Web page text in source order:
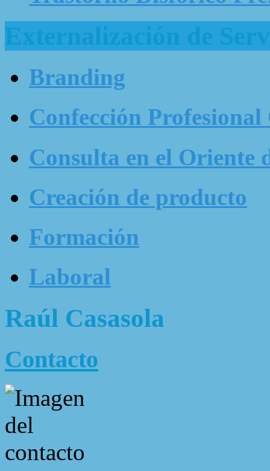
Externalización de
Branding
Confección Profesional
Consulta en el Oriente
Creación de producto
Formación
Laboral
Raúl Casasola
Contacto